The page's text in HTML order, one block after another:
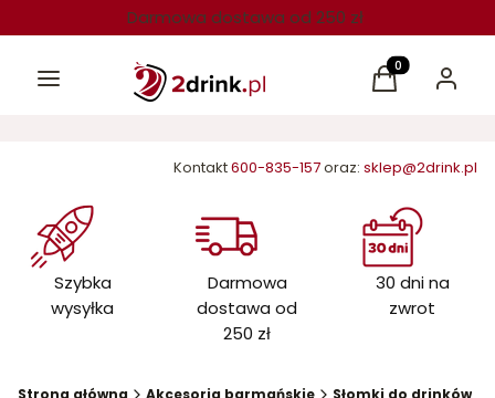
Darmowa dostawa od 250 zł
Menu Produkty w
Koszyk Zaloguj
Kontakt600-835-157oraz: sklep@2drink.pl
Szybka
wysyłka
Darmowa
dostawa od
250 zł
30 dni na
zwrot
Strona główna Akcesoria barmańskie Słomki do drinków